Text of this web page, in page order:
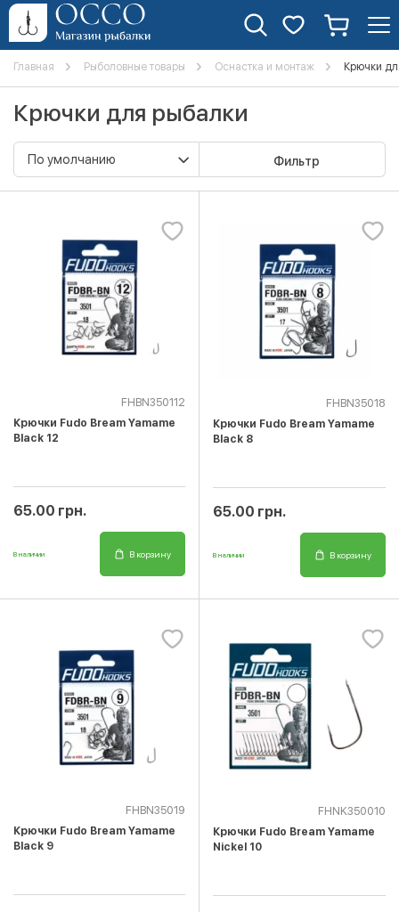
Главная Рыболовные товары Оснастка и монтаж Крючки
Крючки для рыбалки
Фильтр
FHBN350112
Крючки Fudo Bream Yamame
Black 12
65.00 грн.
В наличии В корзину
FHBN35018
Крючки Fudo Bream Yamame
Black 8
65.00 грн.
В наличии В корзину
FHBN35019
Крючки Fudo Bream Yamame
Black 9
FHNK350010
Крючки Fudo Bream Yamame
Nickel 10